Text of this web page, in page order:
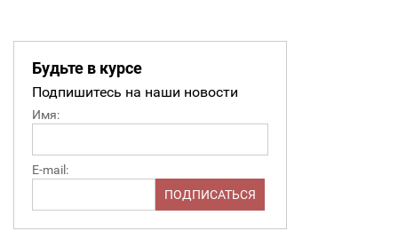
Будьте в курсе
Подпишитесь на наши новости
Имя:
E-mail: